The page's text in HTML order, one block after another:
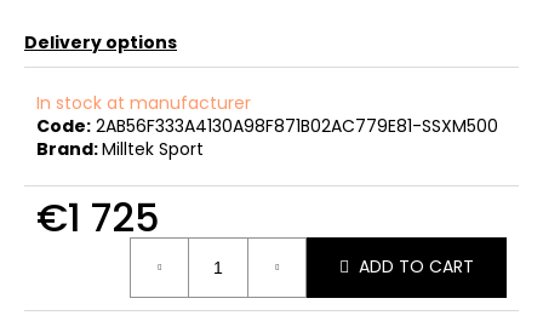
Delivery options
In stock at manufacturer
Code: 2AB56F333A4130A98F871B02AC779E81-SSXM500
Brand:Milltek Sport
€1 725
ADD TO CART
REVO
LOGO
SAMOLEPKA
€8